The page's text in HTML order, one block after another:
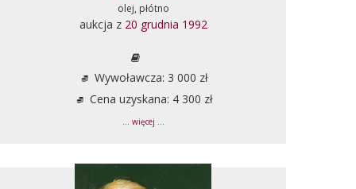
olej, płótno
aukcja z 20 grudnia 1992
Wywoławcza: 3 000 zł
Cena uzyskana: 4 300 zł
... więcej ...